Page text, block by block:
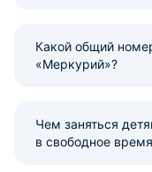
Какой общий
«Меркурий»?
Чем заняться
в свободное